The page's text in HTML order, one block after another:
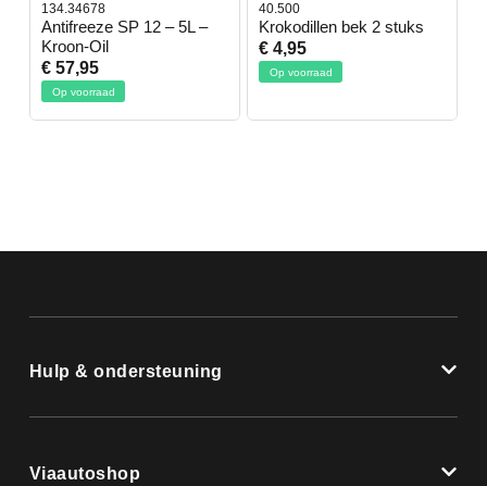
134.34678
Antifreeze SP 12 – 5L –
Kroon-Oil
€ 57,95
Op voorraad
40.500
Krokodillen bek 2 stuks
€ 4,95
Op voorraad
Hulp & ondersteuning
Viaautoshop